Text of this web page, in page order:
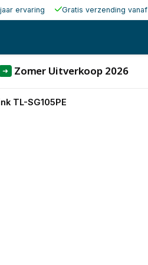
ervaring Gratis verzending vanaf
➜ Zomer Uitverkoop 2026
TL-SG105PE